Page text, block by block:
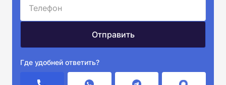
Где удобней ответить?